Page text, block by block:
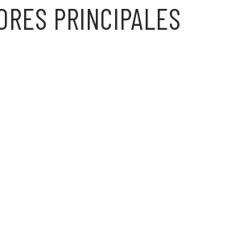
PRINCIPALES